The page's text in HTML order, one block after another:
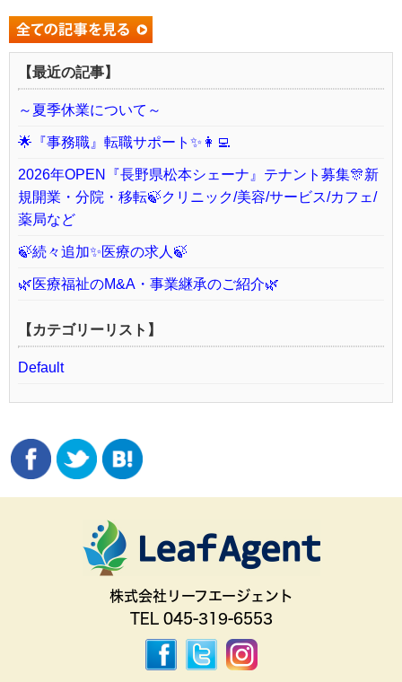
【最近の記事】
～夏季休業について～
🌟『事務職』転職サポート✨👩‍💻
2026年OPEN『長野県松本シェーナ』テナント募集🎊新
規開業・分院・移転🍃クリニック/美容/サービス/カフェ/
薬局など
🍃続々追加✨医療の求人🍃
🌿医療福祉のM&A・事業継承のご紹介🌿
【カテゴリーリスト】
Default
株式会社リーフエージェント
TEL 045-319-6553